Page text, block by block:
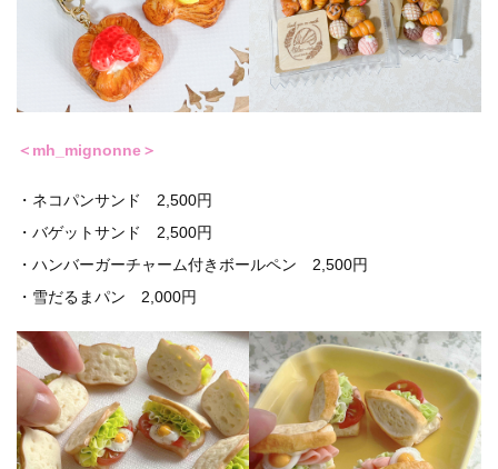
＜mh_mignonne＞
・ネコパンサンド 2,500円
・バゲットサンド 2,500円
・ハンバーガーチャーム付きボールペン 2,500円
・雪だるまパン 2,000円